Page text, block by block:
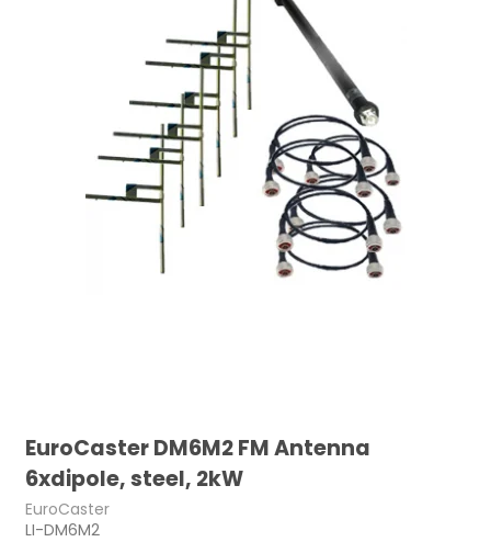
EuroCaster DM6M2 FM Antenna
6xdipole, steel, 2kW
EuroCaster
LI-DM6M2